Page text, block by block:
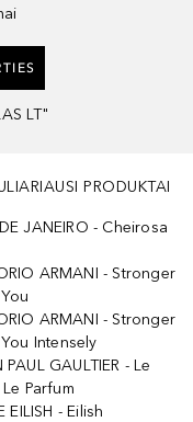
LT"
PRODUKTAI
JANEIRO - Cheirosa
ARMANI - Stronger
ARMANI - Stronger
Intensely
PAUL GAULTIER - Le
Parfum
EILISH - Eilish